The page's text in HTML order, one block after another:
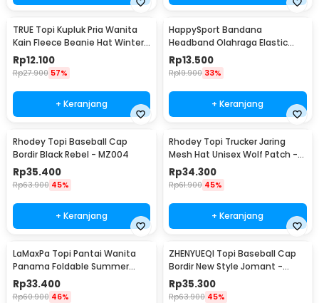
TRUE Topi Kupluk Pria Wanita
Kain Fleece Beanie Hat Winter
- EC003
Rp12.100
Rp27.900 57%
+ Keranjang
HappySport Bandana
Headband Olahraga Elastic
Sport Hairbands Yoga - A83
Rp13.500
Rp19.900 33%
+ Keranjang
Rhodey Topi Baseball Cap
Bordir Black Rebel - MZ004
Rp35.400
Rp63.900 45%
+ Keranjang
Rhodey Topi Trucker Jaring
Mesh Hat Unisex Wolf Patch -
DH-YK
Rp34.300
Rp61.900 45%
+ Keranjang
LaMaxPa Topi Pantai Wanita
Panama Foldable Summer
Beach Straw Hat 60cm -
WJ9024
Rp33.400
Rp60.900 46%
ZHENYUEQI Topi Baseball Cap
Bordir New Style Jomant -
MZ085
Rp35.300
Rp63.900 45%